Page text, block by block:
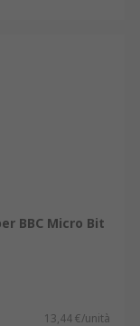
BBC Micro Bit
13,44 €/unità